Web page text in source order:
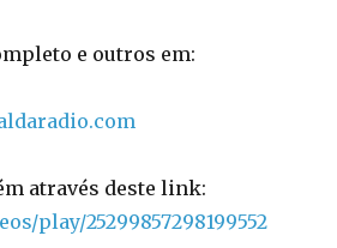
e outros em:
através deste link:
play/25299857298199552